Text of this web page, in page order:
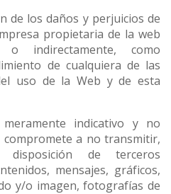
de los daños y perjuicios de
propietaria de la web
indirectamente, como
de cualquiera de las
uso de la Web y de esta
indicativo y no
a no transmitir,
de terceros
mensajes, gráficos,
y/o imagen, fotografías de